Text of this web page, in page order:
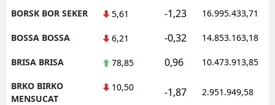
BORSK BOR SEKER 5,61 -1,23 16.995.433,71
BOSSA BOSSA 6,21 -0,32 14.853.163,18
BRISA BRISA 78,85 0,96 10.473.913,85
BRKO BIRKO
MENSUCAT
10,50 -1,87 2.951.949,58